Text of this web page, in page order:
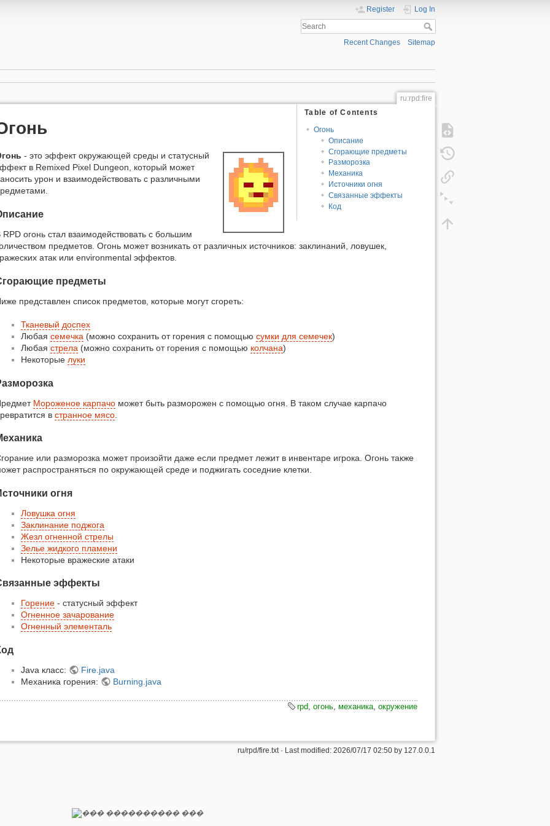
Register Log In
Recent Changes Sitemap
ru:rpd:fire
Table of Contents
Огонь
Описание
Сгорающие предметы
Разморозка
Механика
Источники огня
Связанные эффекты
Код
- это эффект окружающей среды и статусный
в Remixed Pixel Dungeon, который может
урон и взаимодействовать с различными
RPD огонь стал взаимодействовать с большим
предметов. Огонь может возникать от различных источников: заклинаний, ловушек,
атак или environmental эффектов.
предметы
представлен список предметов, которые могут сгореть:
Тканевый доспех
Любая семечка (можно сохранить от горения с помощью сумки для семечек)
Любая стрела (можно сохранить от горения с помощью колчана)
Некоторые луки
Мороженое карпачо может быть разморожен с помощью огня. В таком случае карпачо
в странное мясо
или разморозка может произойти даже если предмет лежит в инвентаре игрока. Огонь также
распространяться по окружающей среде и поджигать соседние клетки.
огня
Ловушка огня
Заклинание поджога
Жезл огненной стрелы
Зелье жидкого пламени
Некоторые вражеские атаки
эффекты
Горение - статусный эффект
Огненное зачарование
Огненный элементаль
Java класс:
Fire.java
Механика горения:
Burning.java
rpd огонь механика окружение
ru/rpd/fire.txt· Last modified: 2026/07/17 02:50 by 127.0.0.1